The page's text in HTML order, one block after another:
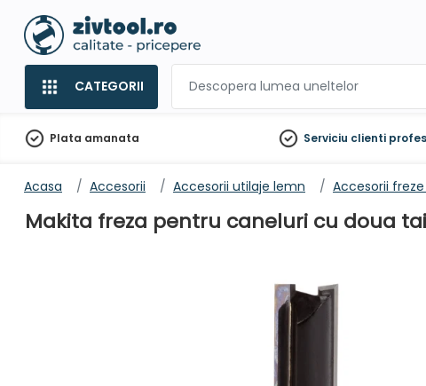
CATEGORII
Plata amanata Serviciu clienti
Acasa Accesorii Accesorii utilaje lemn Accesorii
Makita freza pentru caneluri cu doua